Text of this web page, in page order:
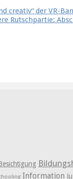
creativ“ der VR-
Rutschpartie:
Information